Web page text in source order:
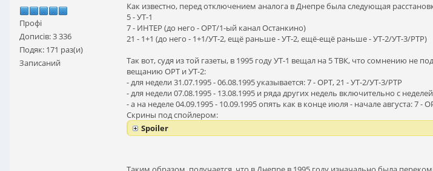
Профі
Дописів: 3 336
Подяк: 171 раз(и)
Записаний
Как известно, перед отключением аналога в Днепре была следующая
5 - УТ-1
7 - ИНТЕР (до него - ОРТ/1-ый канал Останкино)
21 - 1+1 (до него - 1+1/УТ-2, ещё раньше - УТ-2, ещё-ещё раньше - УТ-2/УТ-3/РТР)
Так вот, судя из той газеты, в 1995 году УТ-1 вещал на 5 ТВК, что сомнению не
вещанию ОРТ и УТ-2:
- для недели 31.07.1995 - 06.08.1995 указывается: 7 - ОРТ, 21 - УТ-2/УТ-3/РТР
- для недели 07.08.1995 - 13.08.1995 и ряда других недель включительно с
- а на неделе 04.09.1995 - 10.09.1995 опять как в конце июля - начале августа: 7 -
Скрины под спойлером:
Spoiler